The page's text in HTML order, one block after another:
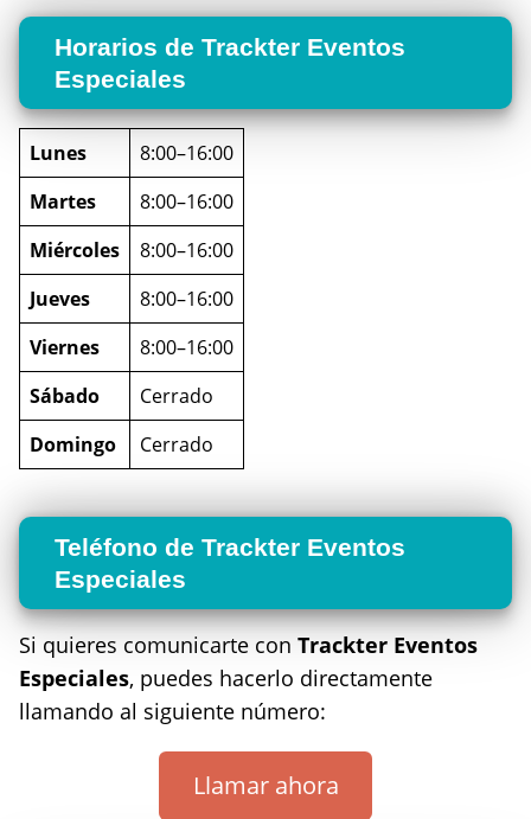
Horarios de Trackter Eventos
Especiales
Lunes
8:00–16:00
Martes
8:00–16:00
Miércoles
8:00–16:00
Jueves
8:00–16:00
Viernes
8:00–16:00
Sábado
Cerrado
Domingo
Cerrado
Teléfono de Trackter Eventos
Especiales
Si quieres comunicarte con Trackter Eventos
Especiales, puedes hacerlo directamente
llamando al siguiente número:
Llamar ahora